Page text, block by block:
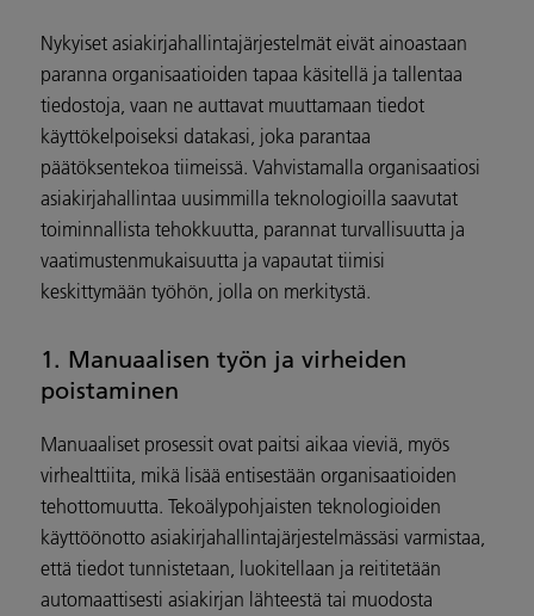
Nykyiset asiakirjahallintajärjestelmät eivät ainoastaan
paranna organisaatioiden tapaa käsitellä ja tallentaa
tiedostoja, vaan ne auttavat muuttamaan tiedot
käyttökelpoiseksi datakasi, joka parantaa
päätöksentekoa tiimeissä. Vahvistamalla organisaatiosi
asiakirjahallintaa uusimmilla teknologioilla saavutat
toiminnallista tehokkuutta, parannat turvallisuutta ja
vaatimustenmukaisuutta ja vapautat tiimisi
keskittymään työhön, jolla on merkitystä.
1. Manuaalisen työn ja virheiden
poistaminen
Manuaaliset prosessit ovat paitsi aikaa vieviä, myös
virhealttiita, mikä lisää entisestään organisaatioiden
tehottomuutta. Tekoälypohjaisten teknologioiden
käyttöönotto asiakirjahallintajärjestelmässäsi varmistaa,
että tiedot tunnistetaan, luokitellaan ja reititetään
automaattisesti asiakirjan lähteestä tai muodosta